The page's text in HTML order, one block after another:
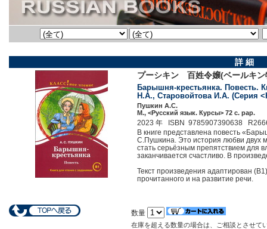
詳 細
プーシキン 百姓令嬢(ベールキ
Барышня-крестьянка. Повесть.
Н.А., Старовойтова И.А. (Серия
Пушкин А.С.
М., <Русский язык. Курсы> 72 c. pap.
2023 年 ISBN 9785907390638
В книге представлена повесть
С.Пушкина. Это история любви двух
стать серьёзным препятствием для
заканчивается счастливо. В
Текст произведения адаптирован
прочитанного и на развитие речи.
数量
在庫を超える数量の場合は、ご相談とさせて